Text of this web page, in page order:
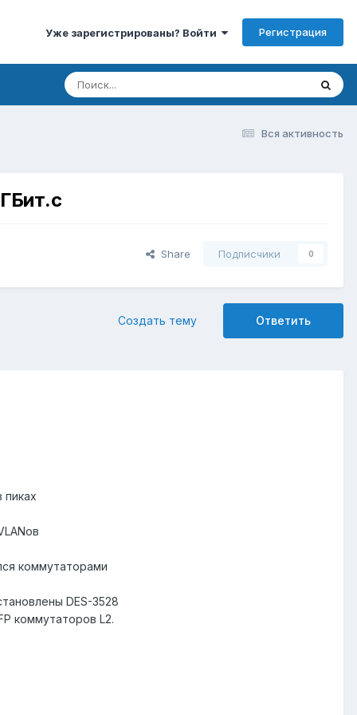
Уже зарегистрированы? Войти Регистрация
Вся активность
Share Подписчики 0
Ответить
Создать тему
коммутаторами
DES-3528
коммутаторов L2.